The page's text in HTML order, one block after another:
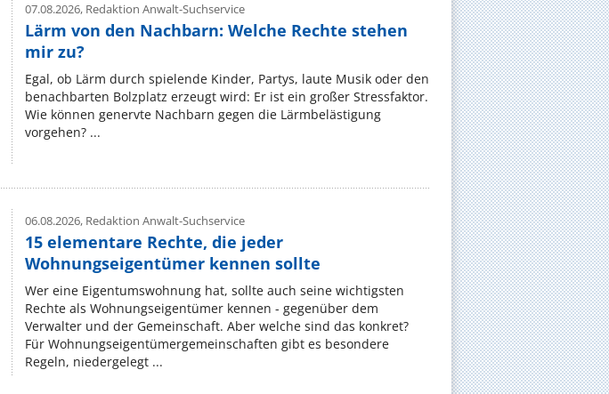
07.08.2026,Redaktion Anwalt-Suchservice
Lärm von den Nachbarn: Welche Rechte stehen
mir zu?
Egal, ob Lärm durch spielende Kinder, Partys, laute Musik oder den
benachbarten Bolzplatz erzeugt wird: Er ist ein großer Stressfaktor.
Wie können genervte Nachbarn gegen die Lärmbelästigung
vorgehen? ...
06.08.2026,Redaktion Anwalt-Suchservice
15 elementare Rechte, die jeder
Wohnungseigentümer kennen sollte
Wer eine Eigentumswohnung hat, sollte auch seine wichtigsten
Rechte als Wohnungseigentümer kennen - gegenüber dem
Verwalter und der Gemeinschaft. Aber welche sind das konkret?
Für Wohnungseigentümergemeinschaften gibt es besondere
Regeln, niedergelegt ...